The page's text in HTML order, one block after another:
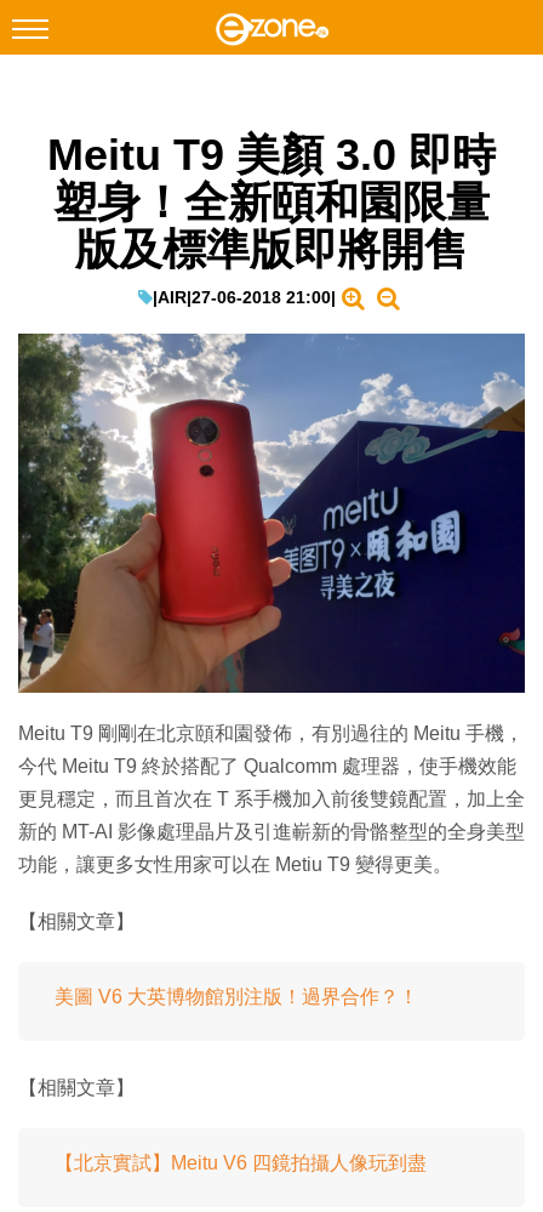
Facebook Instagram
科技焦點
網絡生活
教學評測
EduTech
IT Times
生成式AI與雲端應用
Enterprise Digital Transformation
特集
Meitu T9 美顏 3.0 即時
塑身！全新頤和園限量
版及標準版即將開售
|AIR|27-06-2018 21:00|
Meitu T9 剛剛在北京頤和園發佈，有別過往的 Meitu 手機，
今代 Meitu T9 終於搭配了 Qualcomm 處理器，使手機效能
更見穩定，而且首次在 T 系手機加入前後雙鏡配置，加上全
新的 MT-AI 影像處理晶片及引進嶄新的骨骼整型的全身美型
功能，讓更多女性用家可以在 Metiu T9 變得更美。
【相關文章】
美圖 V6 大英博物館別注版！過界合作？！
【相關文章】
【北京實試】Meitu V6 四鏡拍攝人像玩到盡